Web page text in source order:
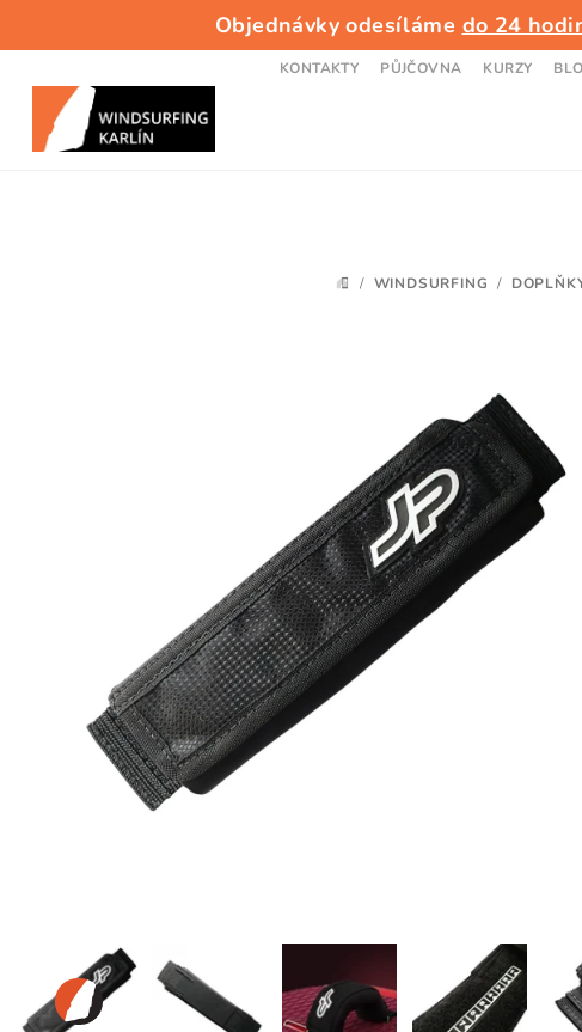
Objednávky odesíláme do 24
KONTAKTY PŮJČOVNA KURZY
DOMŮ
/ WINDSURFING /